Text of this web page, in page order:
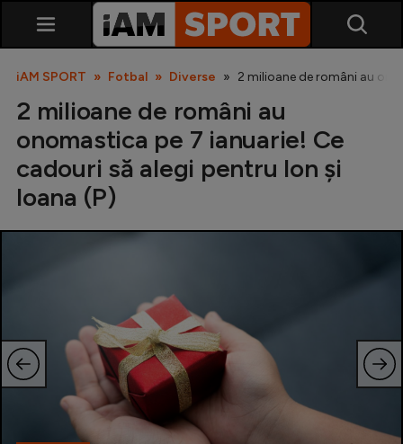
SuperLiga
Cupa României
Echipa Națională
U21
Fotbal feminin
Special
iAM SPORT Fotbal Diverse 2 milioane de români au
2 milioane de români au
onomastica pe 7 ianuarie! Ce
cadouri să alegi pentru Ion și
Ioana (P)